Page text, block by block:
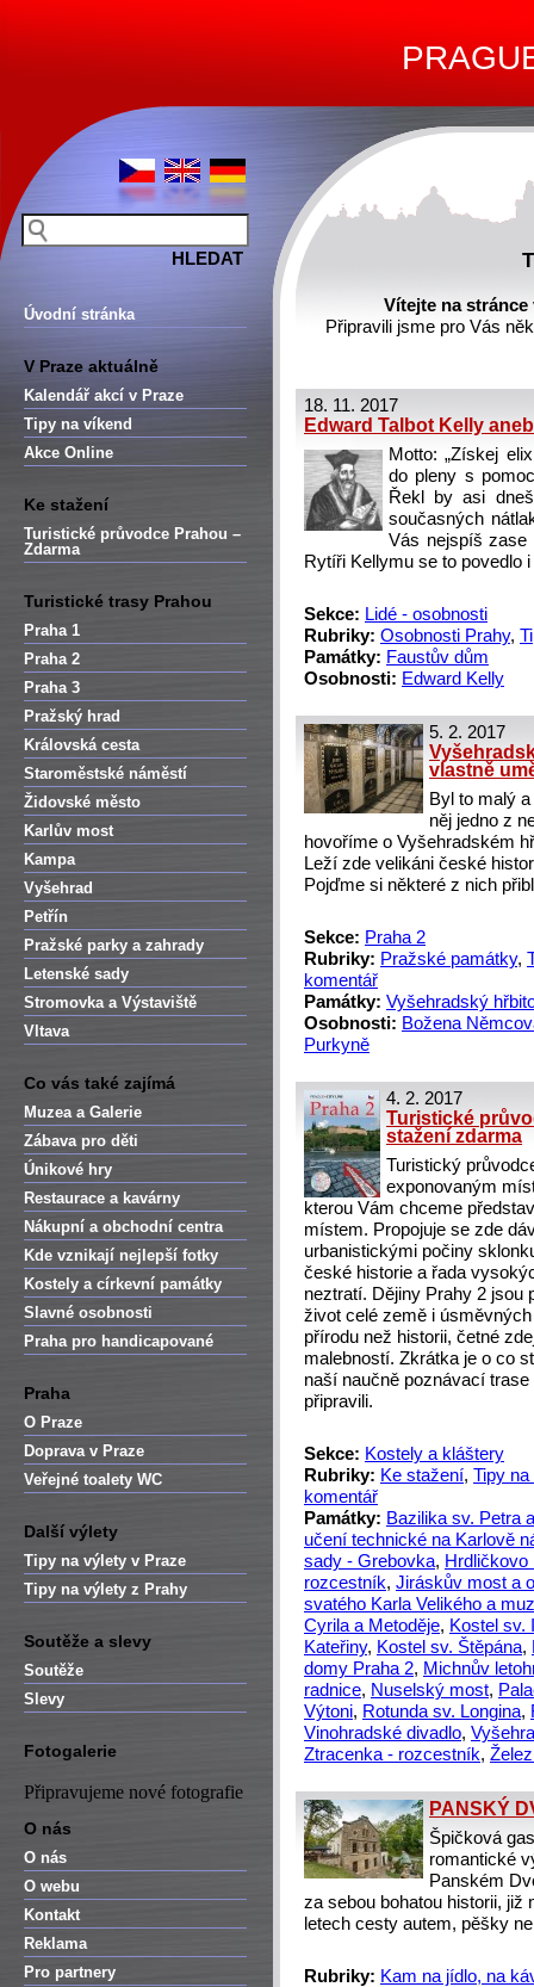
Úvodní stránka
V Praze aktuálně
Kalendář akcí v Praze
Tipy na víkend
Akce Online
Ke stažení
Turistické průvodce Prahou –
Zdarma
Turistické trasy Prahou
Praha 1
Praha 2
Praha 3
Pražský hrad
Královská cesta
Staroměstské náměstí
Židovské město
Karlův most
Kampa
Vyšehrad
Petřín
Pražské parky a zahrady
Letenské sady
Stromovka a Výstaviště
Vltava
Co vás také zajímá
Muzea a Galerie
Zábava pro děti
Únikové hry
Restaurace a kavárny
Nákupní a obchodní centra
Kde vznikají nejlepší fotky
Kostely a církevní památky
Slavné osobnosti
Praha pro handicapované
Praha
O Praze
Doprava v Praze
Veřejné toalety WC
Další výlety
Tipy na výlety v Praze
Tipy na výlety z Prahy
Soutěže a slevy
Soutěže
Slevy
Fotogalerie
Připravujeme nové fotografie
O nás
O nás
O webu
Kontakt
Reklama
Pro partnery
Vítejte na stránce
Připravili jsme pro Vás
18. 11. 2017
Edward Talbot Kelly
Motto: „Získej
do pleny s
Řekl by asi
současných
Vás nejspíš zase
Rytíři Kellymu se to povedlo
Sekce: Lidé - osobnosti
Rubriky: Osobnosti Prahy,
Památky: Faustův dům
Osobnosti: Edward Kelly
5. 2. 2017
vlastně
Byl to malý
něj jedno z
hovoříme o Vyšehradském
Leží zde velikáni české
Pojďme si některé z nich
Sekce: Praha 2
Rubriky: Pražské památky,
komentář
Památky: Vyšehradský
Osobnosti: Božena
Purkyně
4. 2. 2017
Turistické
stažení zdarma
Turistický
exponovaným
kterou Vám chceme
místem. Propojuje se zde
urbanistickými počiny
české historie a řada
neztratí. Dějiny Prahy 2 jsou
život celé země i
přírodu než historii, četné
malebností. Zkrátka je o co
naší naučně poznávací
připravili.
Sekce: Kostely a kláštery
Rubriky: Ke stažení, Tipy
komentář
Památky: Bazilika sv. Petra
učení technické na Karlově
sady - Grebovka,
rozcestník, Jiráskův most a
svatého Karla Velikého a
Cyrila a Metoděje, Kostel sv.
Kateřiny, Kostel sv. Štěpána,
domy Praha 2, Michnův
radnice, Nuselský most,
Výtoni, Rotunda sv. Longina,
Vinohradské divadlo,
Ztracenka - rozcestník,
PANSKÝ
Špičková
romantické
Panském
za sebou bohatou historii,
letech cesty autem, pěšky
Rubriky: Kam na jídlo, na